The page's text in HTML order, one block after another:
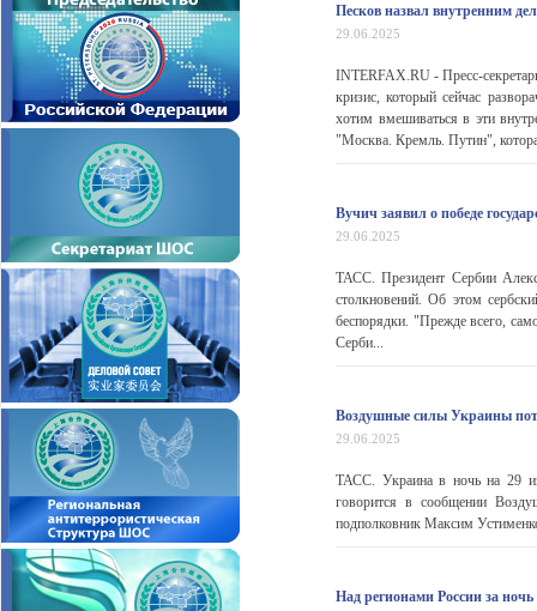
Песков назвал внутренним
29.06.2025
INTERFAX.RU - Пресс-
кризис, который сейчас
хотим вмешиваться в эти
"Москва. Кремль. Путин",
Вучич заявил о победе
29.06.2025
ТАСС. Президент Сербии
столкновений. Об этом
беспорядки. "Прежде всего,
Серби...
Воздушные силы Украины
29.06.2025
ТАСС. Украина в ночь на 29
говорится в сообщении
подполковник Максим
Над регионами России за